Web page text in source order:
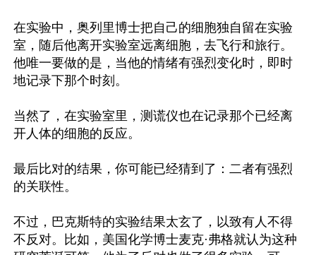
在实验中，奥列里博士把自己的细胞独自留在实验
室，随后他离开实验室远离细胞，去飞行和旅行。
他唯一要做的是，当他的情绪有强烈变化时，即时
地记录下那个时刻。
当然了，在实验室里，测谎仪也在记录那个已经离
开人体的细胞的反应。
最后比对的结果，你可能已经猜到了：二者有强烈
的关联性。
不过，巴克斯特的实验结果太玄了，以致有人不得
不反对。比如，美国化学博士麦克·弗格就认为这种